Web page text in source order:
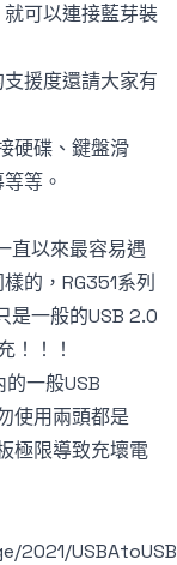
可以連接藍芽裝
援度還請大家有
硬碟、鍵盤滑
等。
直以來最容易遇
的，RG351系列
是一般的USB 2.0
！！！
一般USB
使用兩頭都是
極限導致充壞電